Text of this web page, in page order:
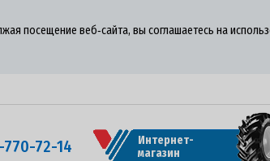
посещение веб‑сайта, вы соглашаетесь на
72-14
Интернет-
магазин